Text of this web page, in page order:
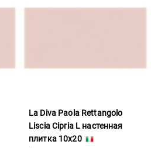
La Diva Paola Rettangolo
Liscia Cipria L настенная
плитка 10x20